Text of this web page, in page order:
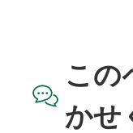
この
かせ